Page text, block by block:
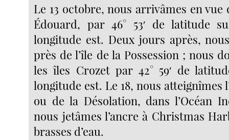
Le 13 octobre, nous arrivâmes en vue
Édouard, par 46° 53′ de latitude
longitude est. Deux jours après,
près de l’île de la Possession ; nous
les îles Crozet par 42° 59′ de
longitude est. Le 18, nous atteignîmes
ou de la Désolation, dans l’Océan
nous jetâmes l’ancre à Christmas
brasses d’eau.